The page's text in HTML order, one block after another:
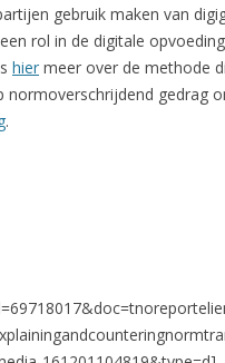
gebruik maken van
rol in de digitale
hier meer over de methode
normoverschrijdend gedrag
.